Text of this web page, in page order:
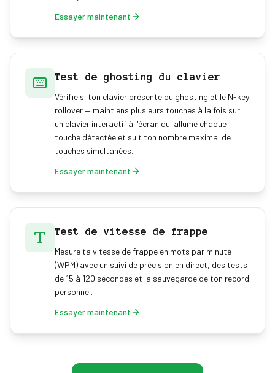
Essayer maintenant
Test de ghosting du clavier
Vérifie si ton clavier présente du ghosting et le N-key
rollover — maintiens plusieurs touches à la fois sur
un clavier interactif à l'écran qui allume chaque
touche détectée et suit ton nombre maximal de
touches simultanées.
Essayer maintenant
Test de vitesse de frappe
Mesure ta vitesse de frappe en mots par minute
(WPM) avec un suivi de précision en direct, des tests
de 15 à 120 secondes et la sauvegarde de ton record
personnel.
Essayer maintenant